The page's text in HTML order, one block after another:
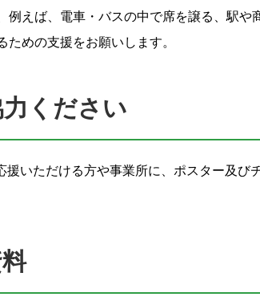
例えば、電車・バスの中で席を譲る、駅
ための支援をお願いします。
ください
援いただける方や事業所に、ポスター及